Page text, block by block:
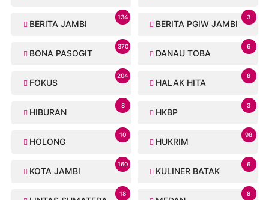
BERITA JAMBI
134
BERITA PGIW JAMBI
3
BONA PASOGIT
370
DANAU TOBA
6
FOKUS
204
HALAK HITA
8
HIBURAN
8
HKBP
3
HOLONG
10
HUKRIM
98
KOTA JAMBI
160
KULINER BATAK
6
18 8